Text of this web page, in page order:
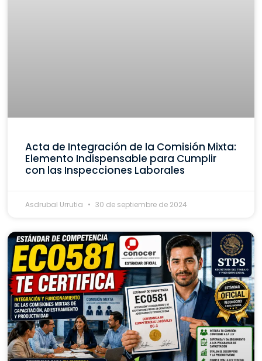
Acta de Integración de la Comisión Mixta:
Elemento Indispensable para Cumplir
con las Inspecciones Laborales
Asdrubal Urrutia 30 de septiembre de 2024